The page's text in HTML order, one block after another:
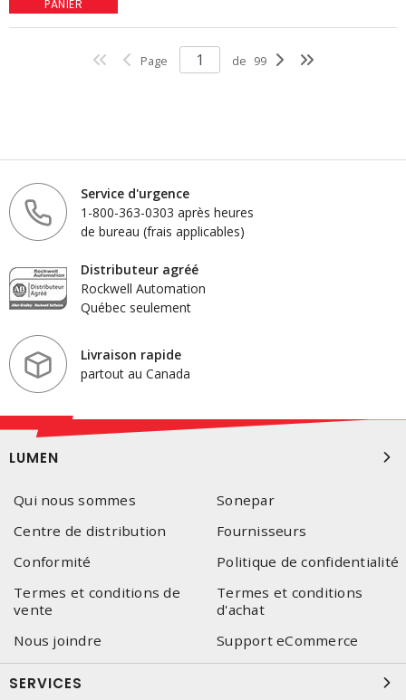
PANIER
Page de 99
Service d'urgence
1-800-363-0303 après heures
de bureau (frais applicables)
Distributeur agréé
Rockwell Automation
Québec seulement
Livraison rapide
partout au Canada
LUMEN
Qui nous sommes
Sonepar
Centre de distribution
Fournisseurs
Conformité
Politique de confidentialité
Termes et conditions de
vente
Termes et conditions
d'achat
Nous joindre
Support eCommerce
SERVICES